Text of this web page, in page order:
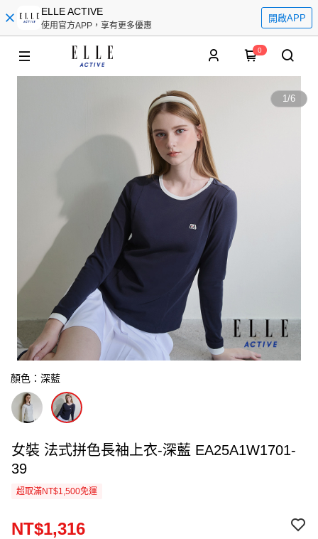
ELLE ACTIVE
使用官方APP，享有更多優惠
開啟APP
0
1/6
顏色：深藍
女裝 法式拼色長袖上衣-深藍 EA25A1W1701-
39
超取滿NT$1,500免運
NT$1,316